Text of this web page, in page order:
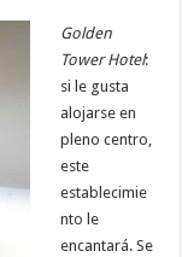
Golden
Tower Hotel:
si le gusta
alojarse en
pleno centro,
este
establecimie
nto le
encantará. Se